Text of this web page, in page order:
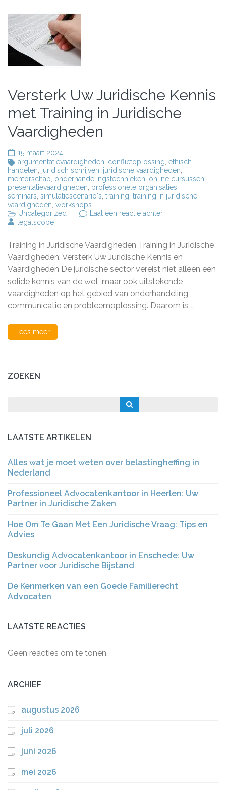
Versterk Uw Juridische Kennis
met Training in Juridische
Vaardigheden
15 maart 2024
argumentatievaardigheden conflictoplossing ethisch
handelen juridisch schrijven juridische vaardigheden
mentorschap onderhandelingstechnieken online cursussen
presentatievaardigheden professionele organisaties
seminars simulatiescenario's training training in juridische
vaardigheden workshops
Uncategorized
Laat een reactie achterop
Kennis
met
Training
in
Juridische
Vaardigheden
legalscope
Training in Juridische Vaardigheden Training in Juridische
Vaardigheden: Versterk Uw Juridische Kennis en
Vaardigheden De juridische sector vereist niet alleen een
solide kennis van de wet, maar ook uitstekende
vaardigheden op het gebied van onderhandeling,
communicatie en probleemoplossing. Daarom is …
Lees meer
ZOEKEN
LAATSTE ARTIKELEN
Alles wat je moet weten over belastingheffing in
Nederland
Professioneel Advocatenkantoor in Heerlen: Uw
Partner in Juridische Zaken
Hoe Om Te Gaan Met Een Juridische Vraag: Tips en
Advies
Deskundig Advocatenkantoor in Enschede: Uw
Partner voor Juridische Bijstand
De Kenmerken van een Goede Familierecht
Advocaten
LAATSTE REACTIES
Geen reacties om te tonen.
ARCHIEF
augustus 2026
juli 2026
juni 2026
mei 2026